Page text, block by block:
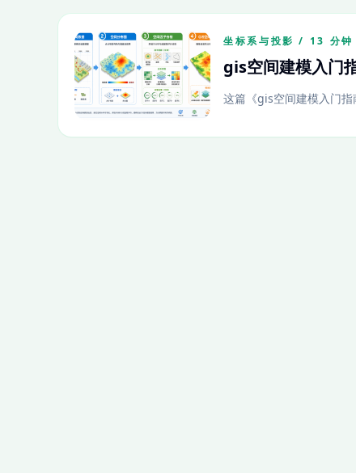
坐标系与投影 / 13 分钟
gis空间建模入门
这篇《gis空间建模入门